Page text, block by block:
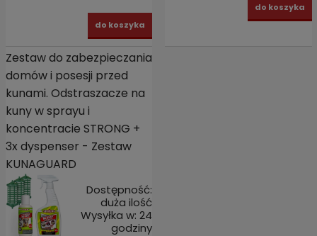
do koszyka
do koszyka
Zestaw do zabezpieczania
domów i posesji przed
kunami. Odstraszacze na
kuny w sprayu i
koncentracie STRONG +
3x dyspenser - Zestaw
KUNAGUARD
Dostępność:
duża ilość
Wysyłka w: 24
godziny